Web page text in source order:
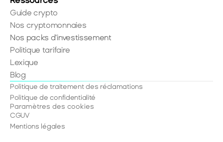
Guide crypto
Nos cryptomonnaies
Nos packs d'investissement
Politique tarifaire
Lexique
Blog
Politique de traitement des réclamations
Politique de confidentialité
Paramètres des cookies
CGUV
Mentions légales